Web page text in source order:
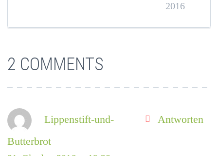
2016
2 COMMENTS
Lippenstift-und-
Butterbrot
Antworten